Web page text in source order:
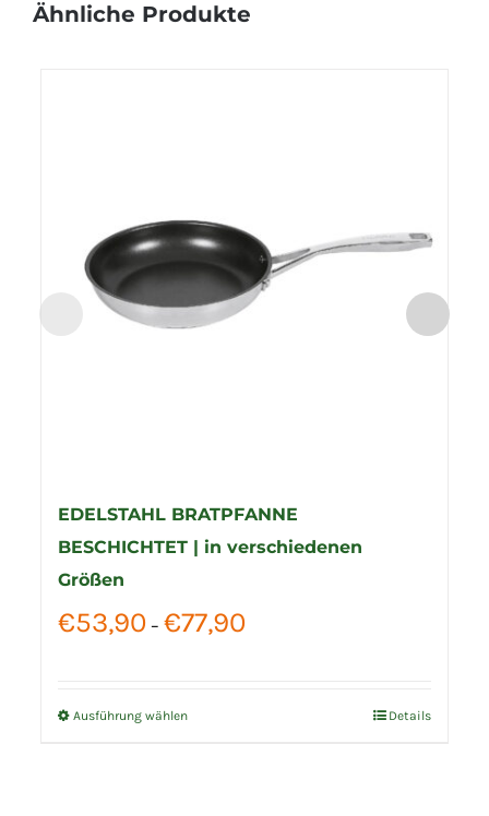
Ähnliche Produkte
EDELSTAHL BRATPFANNE
BESCHICHTET | in verschiedenen
Größen
€53,90 – €77,90
Ausführung wählenDieses
Details